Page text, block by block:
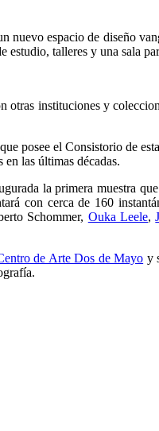
espacio de diseño
estudio, talleres y una sala
instituciones y
posee el Consistorio de
las últimas décadas.
la primera muestra
con cerca de 160
Schommer, Ouka Leele,
de Arte Dos de Mayo y